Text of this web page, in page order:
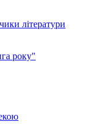
літератури
року"